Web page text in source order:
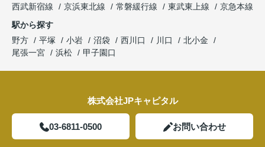
西武新宿線
京浜東北線 常磐緩行線 東武東上線
京急本線
駅から探す
野方
平塚 小岩 沼袋 西川口 川口
北小金
尾張一宮
浜松 甲子園口
株式会社JPキャピタル
03-6811-0500 お問い合わせ